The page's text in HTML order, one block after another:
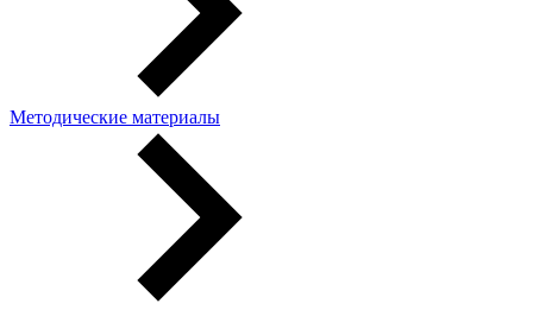
Методические материалы